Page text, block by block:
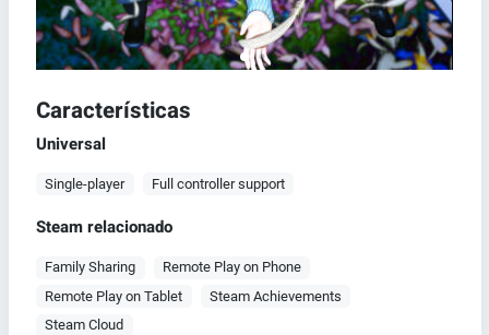
Características
Universal
Single-player Full controller support
Steam relacionado
Family Sharing
Remote Play on Phone
Remote Play on Tablet
Steam Achievements
Steam Cloud